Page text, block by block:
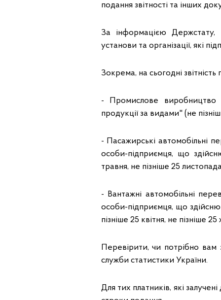
подання звітності та інших
За інформацією Держстату,
установи та організації, які
Зокрема, на сьогодні
- Промислове виробництво
продукції за видами" (не
- Пасажирські автомобільні
особи-підприємця, що
травня, не пізніше 25
- Вантажні автомобільні
особи-підприємця, що
пізніше 25 квітня, не пізніше
Перевірити, чи потрібно вам
служби статистики України.
Для тих платників, які